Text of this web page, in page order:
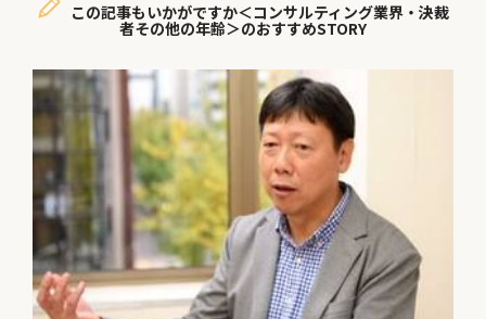
この記事もいかがですか＜コンサルティング業界・決裁
者その他の年齢＞のおすすめSTORY